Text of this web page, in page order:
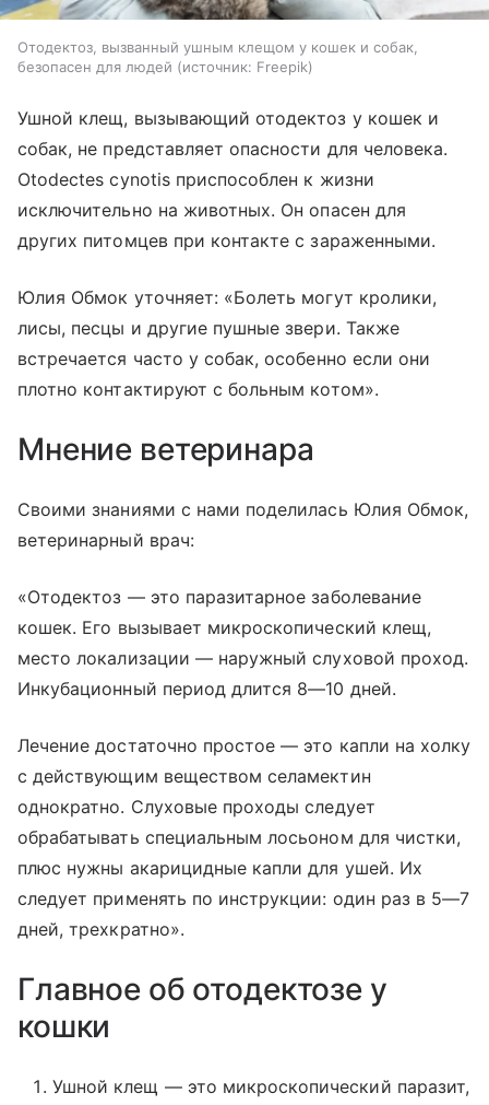
Отодектоз, вызванный ушным клещом у кошек и собак,
безопасен для людей
источник: Freepik
Ушной клещ, вызывающий отодектоз у кошек и
собак, не представляет опасности для человека.
Otodectes cynotis приспособлен к жизни
исключительно на животных. Он опасен для
других питомцев при контакте с зараженными.
Юлия Обмок уточняет: «Болеть могут кролики,
лисы, песцы и другие пушные звери. Также
встречается часто у собак, особенно если они
плотно контактируют с больным котом».
Мнение ветеринара
Своими знаниями с нами поделилась Юлия Обмок,
ветеринарный врач:
«Отодектоз — это паразитарное заболевание
кошек. Его вызывает микроскопический клещ,
место локализации — наружный слуховой проход.
Инкубационный период длится 8—10 дней.
Лечение достаточно простое — это капли на холку
с действующим веществом селамектин
однократно. Слуховые проходы следует
обрабатывать специальным лосьоном для чистки,
плюс нужны акарицидные капли для ушей. Их
следует применять по инструкции: один раз в 5—7
дней, трехкратно».
Главное об отодектозе у
кошки
Ушной клещ — это микроскопический паразит,